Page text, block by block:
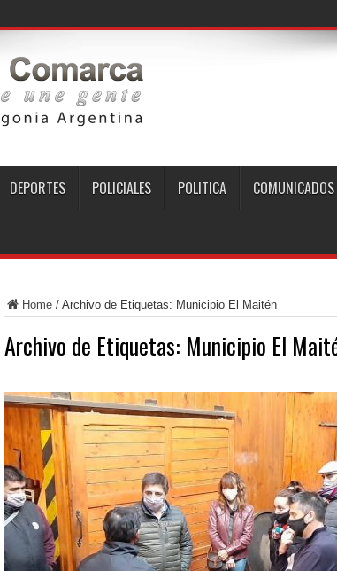
DEPORTES POLICIALES POLITICA COMUNICADOS
Home/ Archivo de Etiquetas: Municipio El Maitén
Archivo de Etiquetas: Municipio El